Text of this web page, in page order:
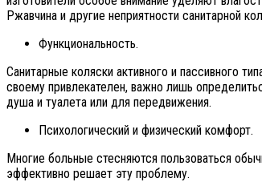
Ржавчина и другие неприятности санитарной
Функциональность.
Санитарные коляски активного и пассивного
своему привлекателен, важно лишь
душа и туалета или для передвижения.
Психологический и физический комфорт.
Многие больные стесняются пользоваться
эффективно решает эту проблему.